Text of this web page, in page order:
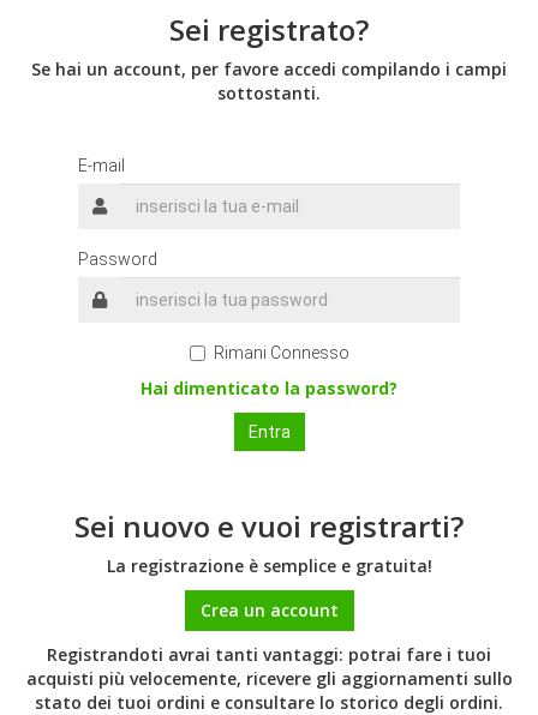
Sei registrato?
Se hai un account, per favore accedi compilando i campi
sottostanti.
E-mail
Password
Rimani Connesso
Hai dimenticato la password?
Sei nuovo e vuoi registrarti?
La registrazione è semplice e gratuita!
Crea un account
Registrandoti avrai tanti vantaggi: potrai fare i tuoi
acquisti più velocemente, ricevere gli aggiornamenti sullo
stato dei tuoi ordini e consultare lo storico degli ordini.